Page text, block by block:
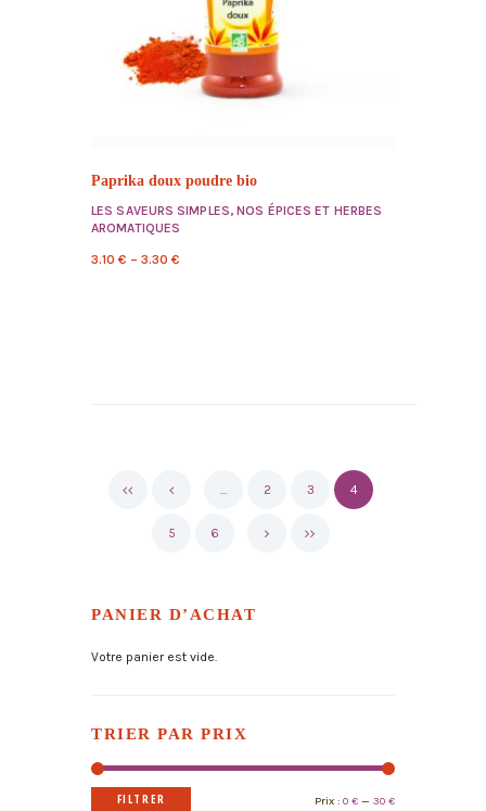
Paprika doux poudre bio
LES SAVEURS SIMPLES,NOS ÉPICES ET HERBES
AROMATIQUES
3.10 € – 3.30 €
… 2 3 4
5 6
PANIER D’ACHAT
Votre panier est vide.
TRIER PAR PRIX
Prix
Prix
FILTRER Prix : 0 € — 30 €